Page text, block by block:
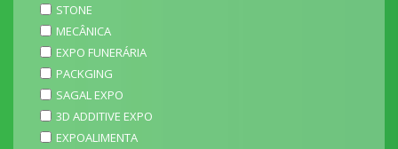
STONE
MECÂNICA
EXPO FUNERÁRIA
PACKGING
SAGAL EXPO
3D ADDITIVE EXPO
EXPOALIMENTA